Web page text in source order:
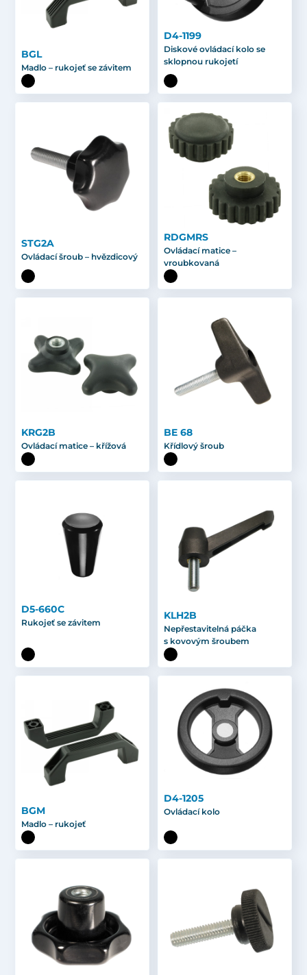
BGL
Madlo – rukojeť se závitem
D4-1199
Diskové ovládací kolo se
sklopnou rukojetí
STG2A
Ovládací šroub – hvězdicový
RDGMRS
Ovládací matice –
vroubkovaná
KRG2B
Ovládací matice – křížová
BE 68
Křídlový šroub
D5-660C
Rukojeť se závitem
KLH2B
Nepřestavitelná páčka
s kovovým šroubem
BGM
Madlo – rukojeť
D4-1205
Ovládací kolo